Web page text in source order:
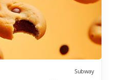
Subway